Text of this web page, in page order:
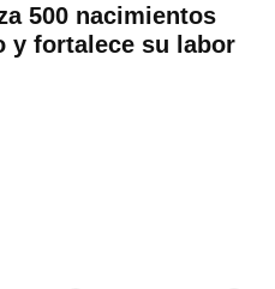
500 nacimientos
y fortalece su labor